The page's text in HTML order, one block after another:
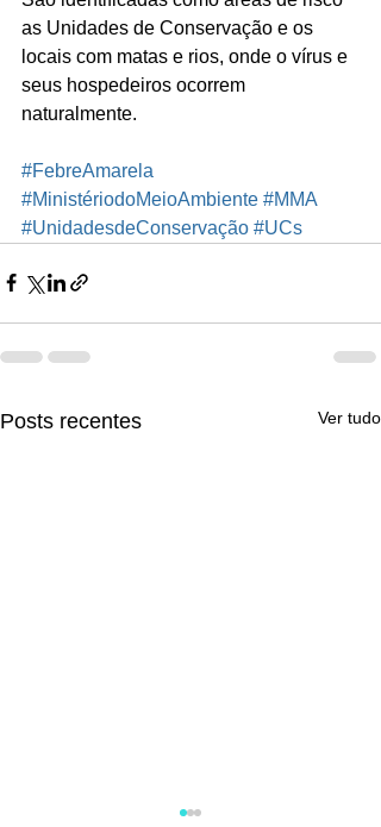
as Unidades de Conservação e os
locais com matas e rios, onde o vírus e
seus hospedeiros ocorrem
naturalmente.
#FebreAmarela
#MinistériodoMeioAmbiente #MMA
#UnidadesdeConservação #UCs
Posts recentes Ver tudo